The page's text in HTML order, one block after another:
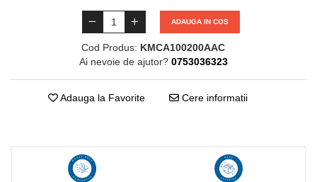
ADAUGA IN COS
Cod Produs: KMCA100200AAC
Ai nevoie de ajutor? 0753036323
Adauga la Favorite Cere informatii